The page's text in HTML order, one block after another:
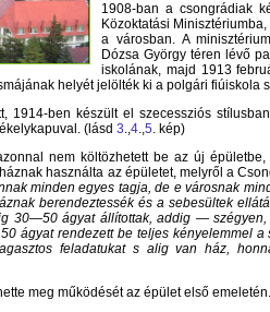
1908-ban a csongrádiak
Közoktatási
a városban. A
Dózsa György téren lévő
iskolának, majd 1913
helyét jelölték ki a polgári fiúiskola
ben készült el szecessziós
(lásd 3.,4.,5. kép)
nem költözhetett be az új
használta az épületet, melyről a
minden egyes tagja, de e városnak
berendeztessék és a sebesültek
30—50 ágyat állítottak, addig —
ágyat rendezett be teljes kényelemmel
feladatukat s alig van ház,
meg működését az épület első emeletén.